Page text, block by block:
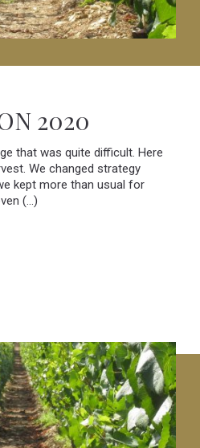
2020
that was quite difficult. Here
We changed strategy
kept more than usual for
(...)